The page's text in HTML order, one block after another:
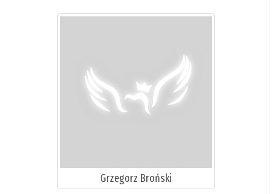
Grzegorz Broński